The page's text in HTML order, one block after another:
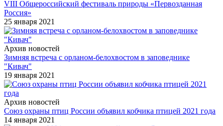
VIII Общероссийский фестиваль природы «Первозданная
Россия»
25 января 2021
Архив новостей
Зимняя встреча с орланом-белохвостом в заповеднике
"Кивач"
19 января 2021
Архив новостей
Союз охраны птиц России объявил кобчика птицей 2021 года
14 января 2021